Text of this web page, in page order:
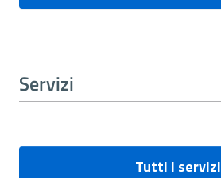
Servizi
Tutti i servizi